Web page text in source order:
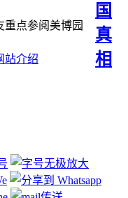
点参阅美博园
站介绍
国
真
相